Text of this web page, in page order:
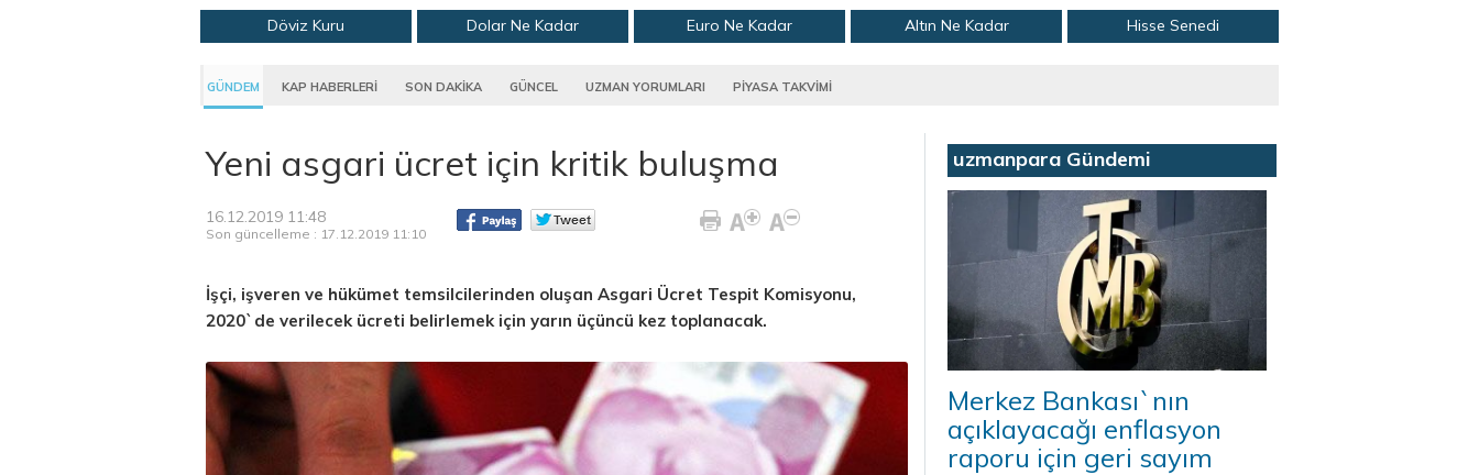
Döviz Kuru Dolar Ne Kadar Euro Ne Kadar Altın Ne Kadar Hisse Senedi
GÜNDEM KAP HABERLERİ SON DAKİKA GÜNCEL UZMAN YORUMLARI PİYASA TAKVİMİ
Yeni asgari ücret için kritik buluşma
16.12.2019 11:48
Son güncelleme : 17.12.2019 11:10
İşçi, işveren ve hükümet temsilcilerinden oluşan Asgari Ücret Tespit Komisyonu,
2020`de verilecek ücreti belirlemek için yarın üçüncü kez toplanacak.
uzmanpara Gündemi
Merkez Bankası`nın
açıklayacağı enflasyon
raporu için geri sayım